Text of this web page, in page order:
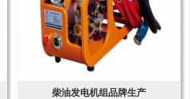
柴油发电机组品牌生产